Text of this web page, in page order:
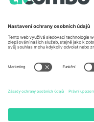
Totleben 53-55, 1606 Sofia,
Mexico
Av Chapultepec 360, Roma
Norte, Cuauhtémoc, 06700
Ciudad de México, CDMX,
lokalitě, události a/nebo
stránce události,
Právní